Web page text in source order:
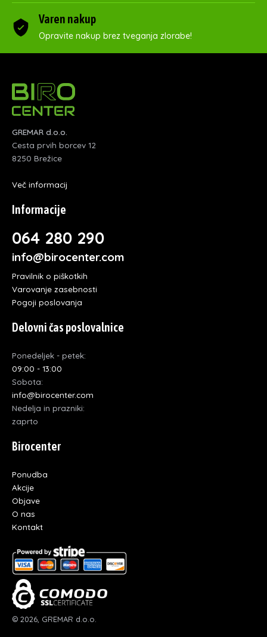
Varen nakup
Opravite nakup brez tveganja zlorabe!
GREMAR d.o.o.
Cesta prvih borcev 12
8250 Brežice
Več informacij
Informacije
064 280 290
info@birocenter.com
Pravilnik o piškotkih
Varovanje zasebnosti
Pogoji poslovanja
Delovni čas poslovalnice
Ponedeljek - petek:
09:00 - 13:00
Sobota:
info@birocenter.com
Nedelja in prazniki:
zaprto
Birocenter
Ponudba
Akcije
Objave
O nas
Kontakt
© 2026, GREMAR d.o.o.